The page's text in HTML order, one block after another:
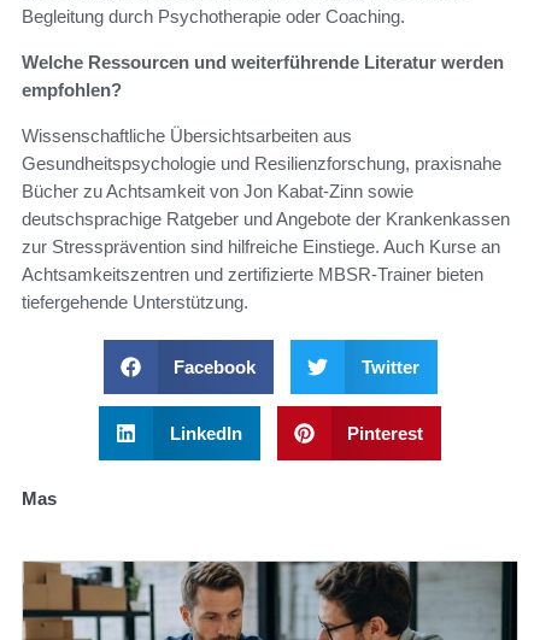
Begleitung durch Psychotherapie oder Coaching.
Welche Ressourcen und weiterführende Literatur werden
empfohlen?
Wissenschaftliche Übersichtsarbeiten aus
Gesundheitspsychologie und Resilienzforschung, praxisnahe
Bücher zu Achtsamkeit von Jon Kabat‑Zinn sowie
deutschsprachige Ratgeber und Angebote der Krankenkassen
zur Stressprävention sind hilfreiche Einstiege. Auch Kurse an
Achtsamkeitszentren und zertifizierte MBSR‑Trainer bieten
tiefergehende Unterstützung.
Facebook Twitter
LinkedIn Pinterest
Mas